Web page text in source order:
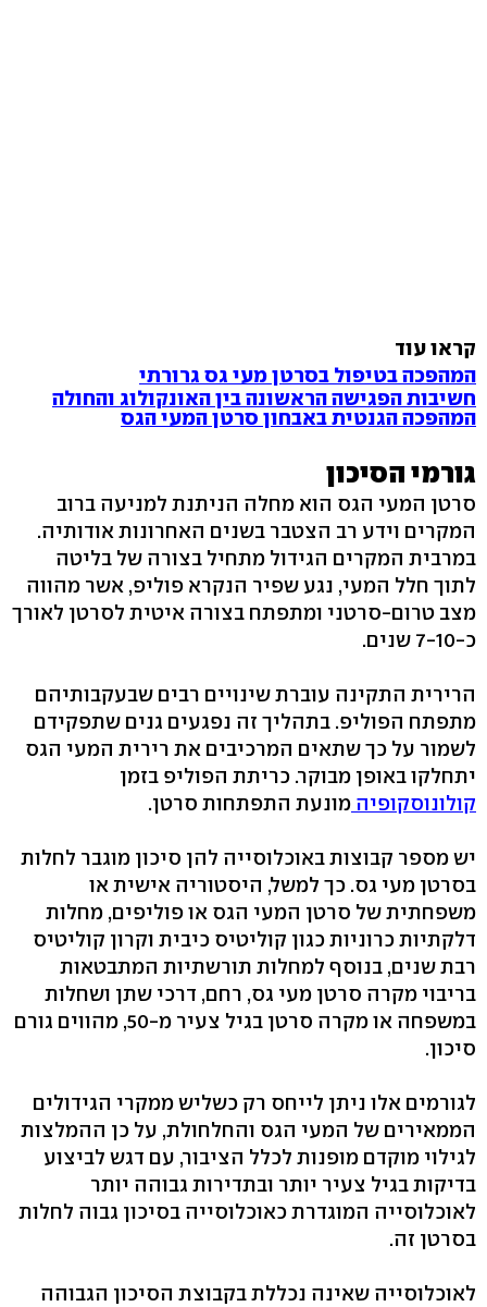
קראו עוד
המהפכה בטיפול בסרטן מעי גס גרורתי
חשיבות הפגישה הראשונה בין האונקולוג והחולה
המהפכה הגנטית באבחון סרטן המעי הגס
גורמי הסיכון
סרטן המעי הגס הוא מחלה הניתנת למניעה ברוב
המקרים וידע רב הצטבר בשנים האחרונות אודותיה.
במרבית המקרים הגידול מתחיל בצורה של בליטה
לתוך חלל המעי, נגע שפיר הנקרא פוליפ, אשר מהווה
מצב טרום-סרטני ומתפתח בצורה איטית לסרטן לאורך
כ-7-10 שנים.
הרירית התקינה עוברת שינויים רבים שבעקבותיהם
מתפתח הפוליפ. בתהליך זה נפגעים גנים שתפקידם
לשמור על כך שתאים המרכיבים את רירית המעי הגס
יתחלקו באופן מבוקר. כריתת הפוליפ בזמן
קולונוסקופיה מונעת התפתחות סרטן.
יש מספר קבוצות באוכלוסייה להן סיכון מוגבר לחלות
בסרטן מעי גס. כך למשל, היסטוריה אישית או
משפחתית של סרטן המעי הגס או פוליפים, מחלות
דלקתיות כרוניות כגון קוליטיס כיבית וקרון קוליטיס
רבת שנים, בנוסף למחלות תורשתיות המתבטאות
בריבוי מקרה סרטן מעי גס, רחם, דרכי שתן ושחלות
במשפחה או מקרה סרטן בגיל צעיר מ-50, מהווים גורם
סיכון.
לגורמים אלו ניתן לייחס רק כשליש ממקרי הגידולים
הממאירים של המעי הגס והחלחולת, על כן ההמלצות
לגילוי מוקדם מופנות לכלל הציבור, עם דגש לביצוע
בדיקות בגיל צעיר יותר ובתדירות גבוהה יותר
לאוכלוסייה המוגדרת כאוכלוסייה בסיכון גבוה לחלות
בסרטן זה.
לאוכלוסייה שאינה נכללת בקבוצת הסיכון הגבוהה